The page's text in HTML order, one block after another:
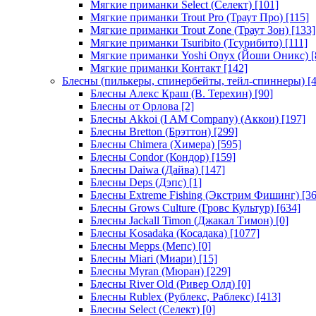
Мягкие приманки Select (Селект) [101]
Мягкие приманки Trout Pro (Траут Про) [115]
Мягкие приманки Trout Zone (Траут Зон) [133]
Мягкие приманки Tsuribito (Тсурибито) [111]
Мягкие приманки Yoshi Onyx (Йоши Оникс)
Мягкие приманки Контакт [142]
Блесны (пилькеры, спинербейты, тейл-спиннеры)
Блесны Алекс Краш (В. Терехин) [90]
Блесны от Орлова [2]
Блесны Akkoi (I AM Company) (Аккои) [197]
Блесны Bretton (Брэттон) [299]
Блесны Chimera (Химера) [595]
Блесны Condor (Кондор) [159]
Блесны Daiwa (Дайва) [147]
Блесны Deps (Дэпс) [1]
Блесны Extreme Fishing (Экстрим Фишинг)
Блесны Grows Culture (Гровс Культур) [634]
Блесны Jackall Timon (Джакал Тимон) [0]
Блесны Kosadaka (Косадака) [1077]
Блесны Mepps (Мепс) [0]
Блесны Miari (Миари) [15]
Блесны Myran (Мюран) [229]
Блесны River Old (Ривер Олд) [0]
Блесны Rublex (Рублекс, Раблекс) [413]
Блесны Select (Селект) [0]